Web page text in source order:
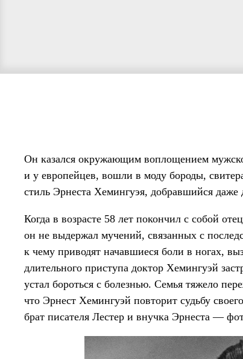
Он казался окружающим воплощением
и у европейцев, вошли в моду бороды,
стиль Эрнеста Хемингуэя, добравшийся
Когда в возрасте 58 лет покончил с собой
он не выдержал мучений, связанных с
к чему приводят начавшиеся боли в ногах,
длительного приступа доктор Хемингуэй
устал бороться с болезнью. Семья тяжело
что Эрнест Хемингуэй повторит судьбу
брат писателя Лестер и внучка Эрнеста —